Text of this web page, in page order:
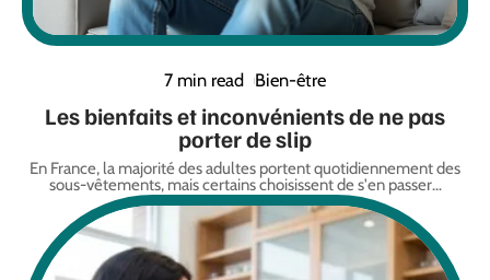
7 min read Bien-être
Les bienfaits et inconvénients de ne pas
porter de slip
En France, la majorité des adultes portent quotidiennement des
sous-vêtements, mais certains choisissent de s'en passer…